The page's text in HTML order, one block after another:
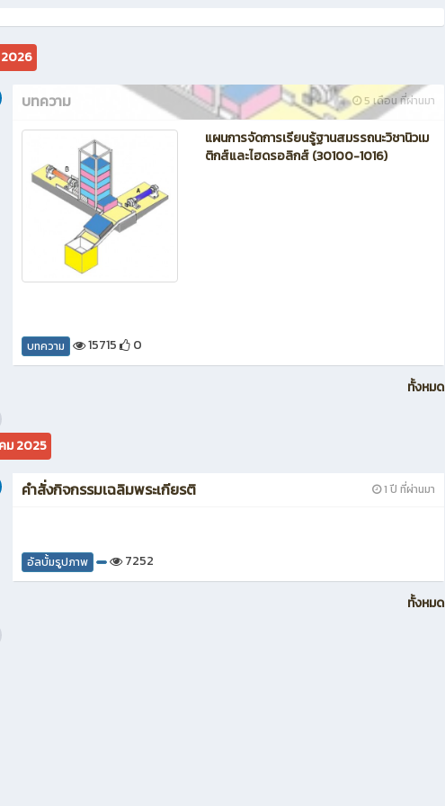
5 เดือน ที่ผ่านมา
บทความ
แผนการจัดการเรียนรู้ฐานสมรรถนะวิชานิวเม
ติกส์และไฮดรอลิกส์ (30100-1016)
บทความ 15715 0
ทั้งหมด
ม 2025
1 ปี ที่ผ่านมา
คำสั่งกิจกรรมเฉลิมพระเกียรติ
อัลบั้มรูปภาพ 7252
ทั้งหมด